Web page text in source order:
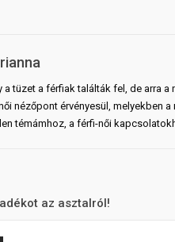
a tüzet a férfiak találták fel, de arra a
nézőpont érvényesül, melyekben
témámhoz, a férfi-női
az asztalról!